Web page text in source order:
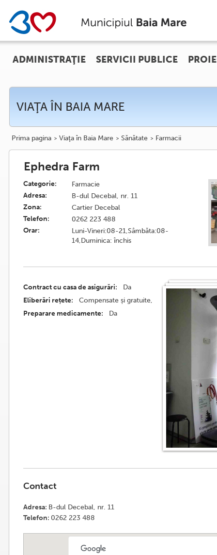
VIAŢA ÎN BAIA MARE
Prima pagina Viaţa în Baia Mare Sănătate Farmacii
Ephedra Farm
Categorie:
Farmacie
Adresa:
B-dul Decebal, nr. 11
Zona:
Cartier Decebal
Telefon:
0262 223 488
Orar:
Luni-Vineri:08-21,Sâmbăta:08-
14,Duminica: închis
Contract cu casa de asigurări:
Da
Eliberări rețete:
Compensate și gratuite,
Preparare medicamente:
Da
Contact
Adresa: B-dul Decebal, nr. 11
Telefon: 0262 223 488
ADMINISTRAŢIE SERVICII PUBLICE